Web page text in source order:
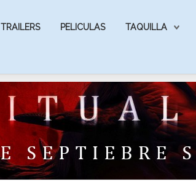
TRAILERS PELICULAS TAQUILLA